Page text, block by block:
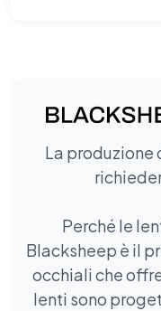
La produzione
Perché le
Blacksheep è il
occhiali che
lenti sono